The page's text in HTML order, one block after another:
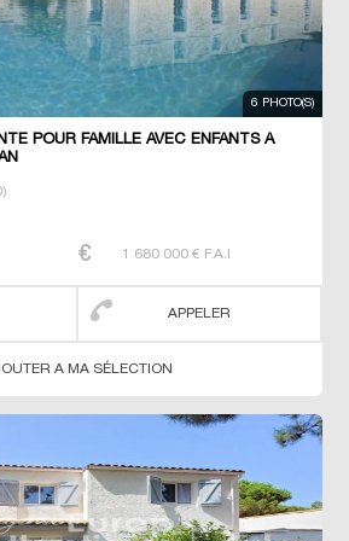
6 PHOTO(S)
POUR FAMILLE AVEC ENFANTS À
)
1 680 000 € F.A.I
APPELER
A MA SÉLECTION